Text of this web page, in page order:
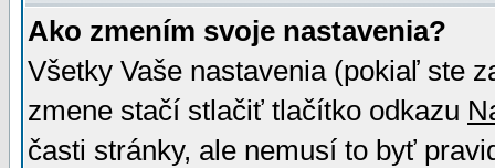
Ako zmením svoje nastavenia?
Všetky Vaše nastavenia (pokiaľ ste
zmene stačí stlačiť tlačítko odkazu
časti stránky, ale nemusí to byť